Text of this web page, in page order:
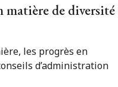
de diversité
les progrès en
d’administration